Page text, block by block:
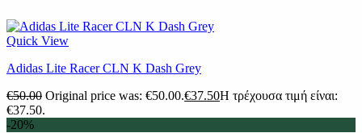
Quick View
Adidas Lite Racer CLN K Dash Grey
€50.00 Original price was: €50.00.€37.50Η τρέχουσα τιμή είναι:
€37.50.
-20%